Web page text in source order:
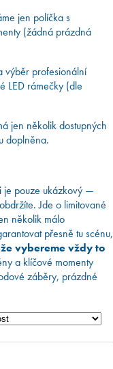
jen políčka s
(žádná prázdná
výběr profesionální
LED rámečky (dle
jen několik dostupných
doplněna.
je pouze ukázkový —
Jde o limitované
několik málo
přesně tu scénu,
vybereme vždy to
a klíčové momenty
záběry, prázdné